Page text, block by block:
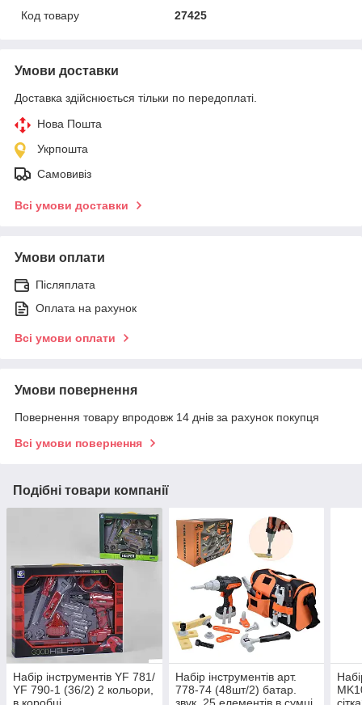
Код товару
27425
Умови доставки
Доставка здійснюється тільки по передоплаті.
Нова Пошта
Укрпошта
Самовивіз
Всі умови доставки
Умови оплати
Післяплата
Оплата на рахунок
Всі умови оплати
Умови повернення
Повернення товару впродовж 14 днів за рахунок покупця
Всі умови повернення
Подібні товари компанії
Набір інструментів YF 781/
YF 790-1 (36/2) 2 кольори,
Набір інструментів арт.
778-74 (48шт/2) батар.